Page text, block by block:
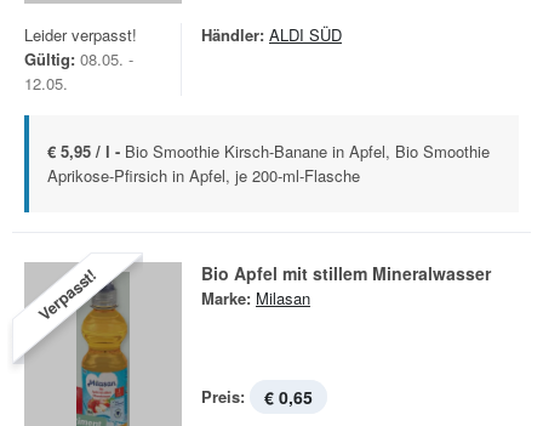
Leider verpasst!
Gültig: 08.05. -
12.05.
Händler: ALDI SÜD
€ 5,95 / l - Bio Smoothie Kirsch-Banane in Apfel, Bio Smoothie
Aprikose-Pfirsich in Apfel, je 200-ml-Flasche
Verpasst! Bio Apfel mit stillem Mineralwasser
Marke: Milasan
Preis: € 0,65